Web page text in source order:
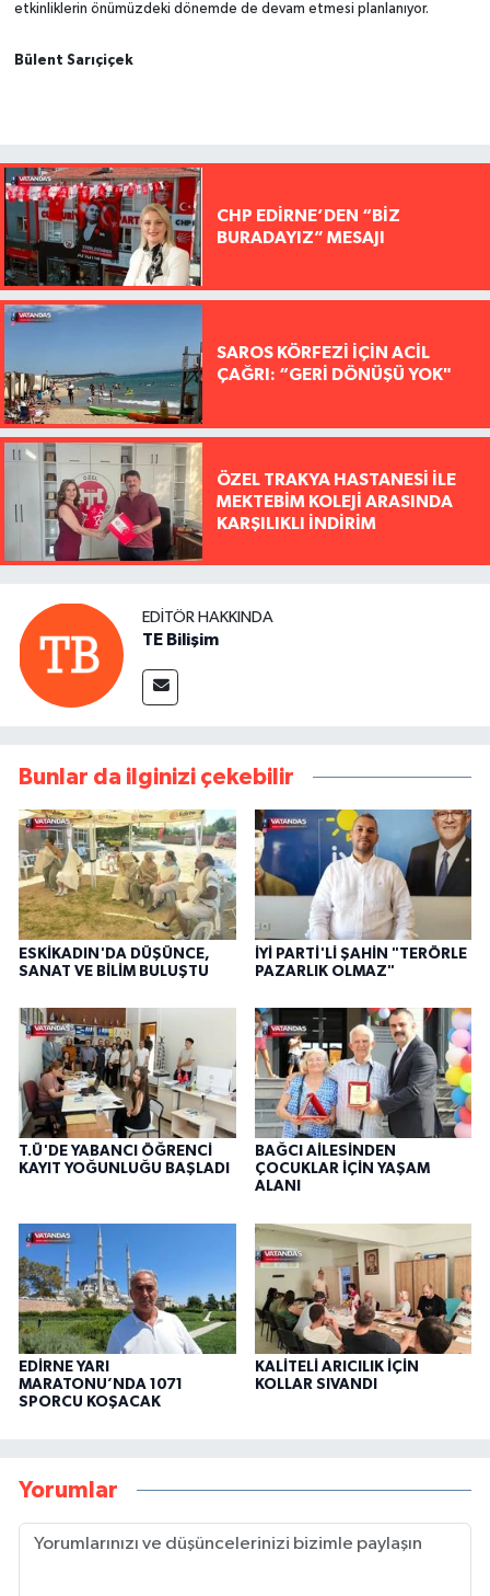
etkinliklerin önümüzdeki dönemde de devam etmesi planlanıyor.
Bülent Sarıçiçek
CHP EDİRNE’DEN “BİZ
BURADAYIZ” MESAJI
SAROS KÖRFEZİ İÇİN ACİL
ÇAĞRI: “GERİ DÖNÜŞÜ YOK"
ÖZEL TRAKYA HASTANESİ İLE
MEKTEBİM KOLEJİ ARASINDA
KARŞILIKLI İNDİRİM
EDITÖR HAKKINDA
TE Bilişim
Bunlar da ilginizi çekebilir
ESKİKADIN'DA DÜŞÜNCE,
SANAT VE BİLİM BULUŞTU
İYİ PARTİ'Lİ ŞAHİN "TERÖRLE
PAZARLIK OLMAZ"
T.Ü'DE YABANCI ÖĞRENCİ
KAYIT YOĞUNLUĞU BAŞLADI
BAĞCI AİLESİNDEN
ÇOCUKLAR İÇİN YAŞAM
ALANI
EDİRNE YARI
MARATONU’NDA 1071
SPORCU KOŞACAK
KALİTELİ ARICILIK İÇİN
KOLLAR SIVANDI
Yorumlar